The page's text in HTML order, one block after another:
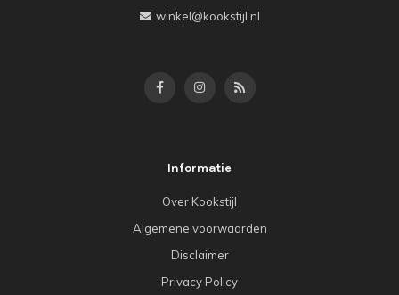
winkel@kookstijl.nl
Informatie
Over Kookstijl
Algemene voorwaarden
Disclaimer
Privacy Policy